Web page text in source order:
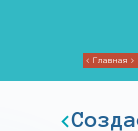
Главная